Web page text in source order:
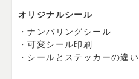
オリジナルシール
ナンバリングシール
可変シール印刷
シールとステッカーの違い